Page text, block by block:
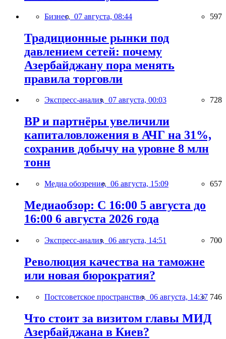
Бизнес, 07 августа, 08:44 597
Традиционные рынки под
давлением сетей: почему
Азербайджану пора менять
правила торговли
Экспресс-анализ, 07 августа, 00:03 728
BP и партнёры увеличили
капиталовложения в АЧГ на 31%,
сохранив добычу на уровне 8 млн
тонн
Медиа обозрение, 06 августа, 15:09 657
Медиаобзор: С 16:00 5 августа до
16:00 6 августа 2026 года
Экспресс-анализ, 06 августа, 14:51 700
Революция качества на таможне
или новая бюрократия?
Постсоветское пространство, 06 августа, 14:37 746
Что стоит за визитом главы МИД
Азербайджана в Киев?